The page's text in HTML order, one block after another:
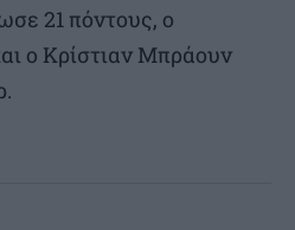
21 πόντους, ο
ο Κρίστιαν Μπράουν